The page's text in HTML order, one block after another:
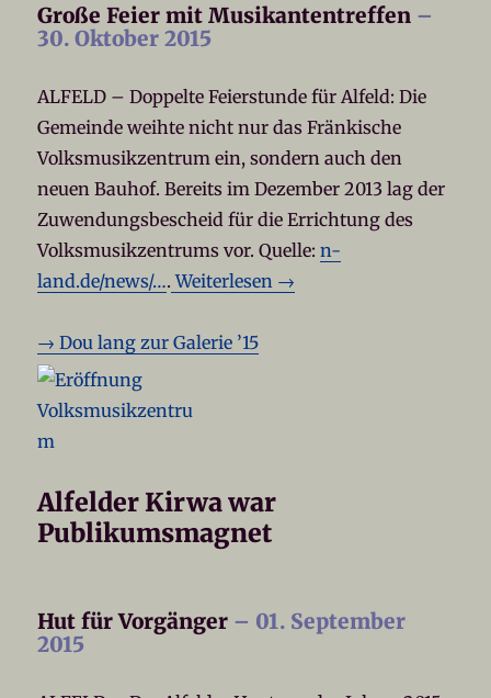
Große Feier mit Musikantentreffen –
30. Oktober 2015
ALFELD – Doppelte Feierstunde für Alfeld: Die
Gemeinde weihte nicht nur das Fränkische
Volksmusikzentrum ein, sondern auch den
neuen Bauhof. Bereits im Dezember 2013 lag der
Zuwendungsbescheid für die Errichtung des
Volksmusikzentrums vor. Quelle:n-
land.de/news/…. Weiterlesen →
→ Dou lang zur Galerie ’15
Alfelder Kirwa war
Publikumsmagnet
Hut für Vorgänger – 01. September
2015